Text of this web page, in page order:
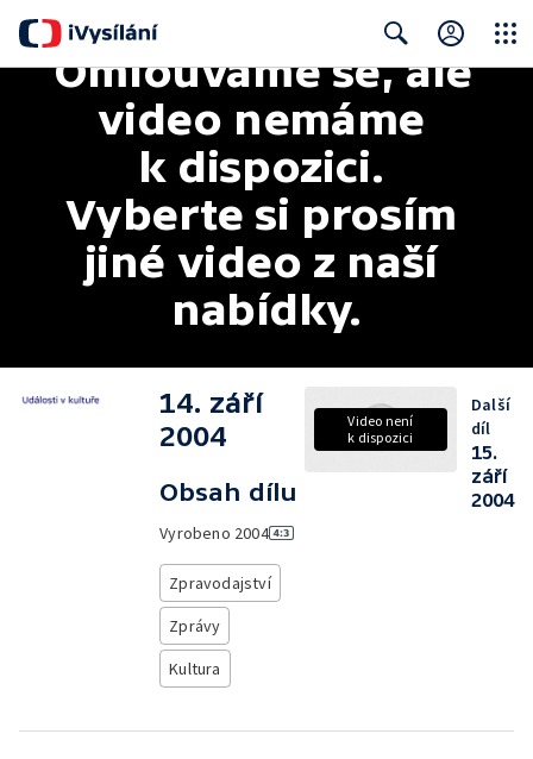
Search
Omlouváme se, ale
video nemáme
k dispozici.
Vyberte si prosím
jiné video z naší
nabídky.
14. září
2004
Obsah dílu
Vyrobeno 2004
Zpravodajství
Zprávy
Kultura
Video není
k dispozici
Další
díl
15.
září
2004